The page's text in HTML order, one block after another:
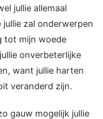
jullie allemaal
zal onderwerpen
tot mijn woede
onverbeterlijke
want jullie harten
veranderd zijn.
gauw mogelijk jullie